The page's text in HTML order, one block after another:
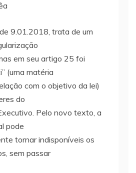
9.01.2018, trata de um
em seu artigo 25 foi
(uma matéria
com o objetivo da lei)
do
Pelo novo texto, a
pode
tornar indisponíveis os
sem passar